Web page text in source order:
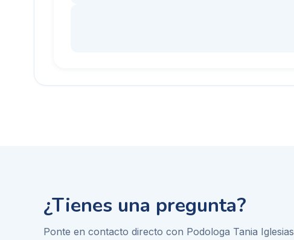
¿Tienes una pregunta?
Ponte en contacto directo con Podologa Tania Iglesias